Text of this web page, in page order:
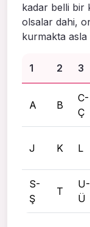
kadar belli bir
olsalar dahi,
kurmakta asla
1 2 3
A B
C-
Ç
J K L
S-
Ş
T
U-
Ü